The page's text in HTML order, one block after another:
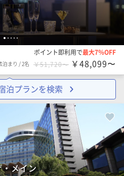
1 2 3 4 5
ポイント即利用で最大7％OFF
泊まり /2名 ￥51,720〜 ￥48,099〜
泊プランを検索
メイン